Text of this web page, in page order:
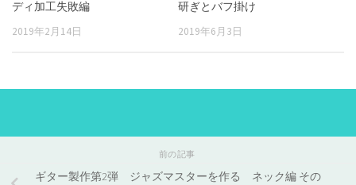
ディ加工失敗編
2019年2月14日
研ぎとバフ掛け
2019年6月3日
前の記事
ギター製作第2弾 ジャズマスターを作る ネック編 その